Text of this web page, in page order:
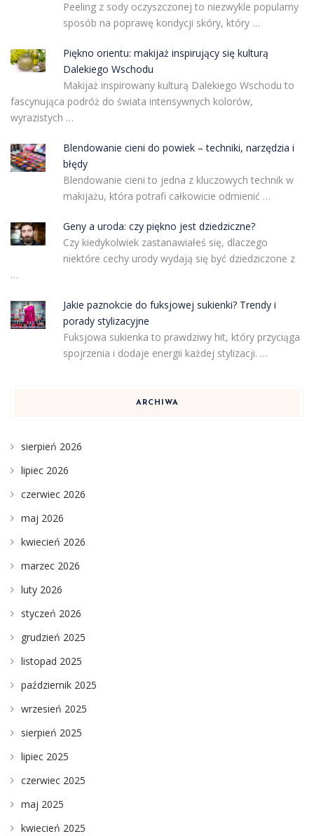
Peeling z sody oczyszczonej to niezwykle popularny
sposób na poprawę kondycji skóry, który …
Piękno orientu: makijaż inspirujący się kulturą
Dalekiego Wschodu
Makijaż inspirowany kulturą Dalekiego Wschodu to
fascynująca podróż do świata intensywnych kolorów,
wyrazistych …
Blendowanie cieni do powiek – techniki, narzędzia i
błędy
Blendowanie cieni to jedna z kluczowych technik w
makijażu, która potrafi całkowicie odmienić …
Geny a uroda: czy piękno jest dziedziczne?
Czy kiedykolwiek zastanawiałeś się, dlaczego
niektóre cechy urody wydają się być dziedziczone z
…
Jakie paznokcie do fuksjowej sukienki? Trendy i
porady stylizacyjne
Fuksjowa sukienka to prawdziwy hit, który przyciąga
spojrzenia i dodaje energii każdej stylizacji. …
ARCHIWA
sierpień 2026
lipiec 2026
czerwiec 2026
maj 2026
kwiecień 2026
marzec 2026
luty 2026
styczeń 2026
grudzień 2025
listopad 2025
październik 2025
wrzesień 2025
sierpień 2025
lipiec 2025
czerwiec 2025
maj 2025
kwiecień 2025